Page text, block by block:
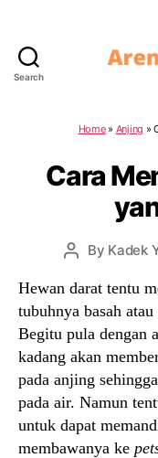
Search
Home» Anjing »
Cara
Post
By Kadek
Hewan darat tentu
tubuhnya basah
Begitu pula dengan
kadang akan
pada anjing
pada air. Namun
untuk dapat
membawanya ke